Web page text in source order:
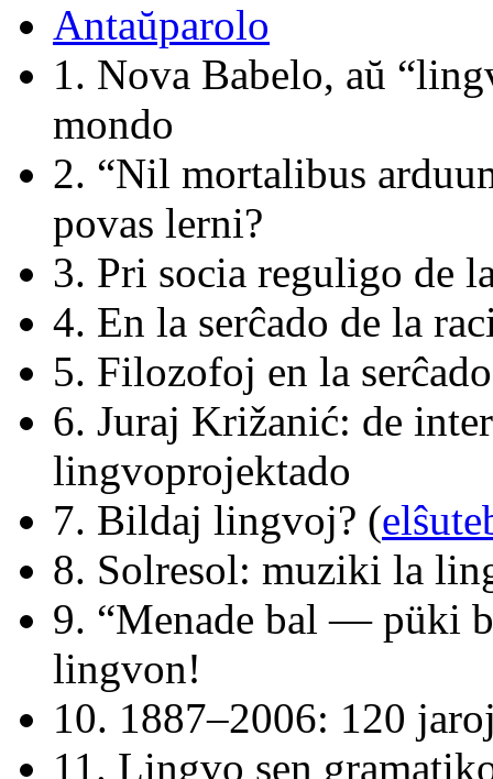
Antaŭparolo
1. Nova Babelo, aŭ
mondo
2. “Nil mortalibus
povas lerni?
3. Pri socia reguligo de
4. En la serĉado de la
5. Filozofoj en la
6. Juraj Križanić: de
lingvoprojektado
7. Bildaj lingvoj? (
8. Solresol: muziki la
9. “Menade bal — püki
lingvon!
10. 1887–2006: 120
11. Lingvo sen